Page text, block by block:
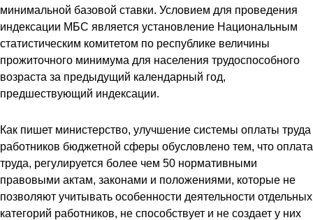
минимальной базовой ставки. Условием для проведения
индексации МБС является установление Национальным
статистическим комитетом по республике величины
прожиточного минимума для населения трудоспособного
возраста за предыдущий календарный год,
предшествующий индексации.
Как пишет министерство, улучшение системы оплаты труда
работников бюджетной сферы обусловлено тем, что оплата
труда, регулируется более чем 50 нормативными
правовыми актам, законами и положениями, которые не
позволяют учитывать особенности деятельности отдельных
категорий работников, не способствует и не создает у них